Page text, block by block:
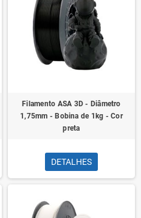
Filamento ASA 3D - Diâmetro
1,75mm - Bobina de 1kg - Cor
preta
DETALHES